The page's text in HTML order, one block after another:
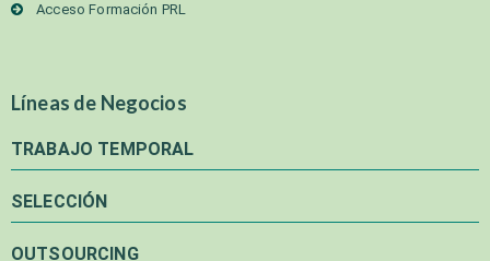
Acceso Formación PRL
Líneas de Negocios
TRABAJO TEMPORAL
SELECCIÓN
OUTSOURCING